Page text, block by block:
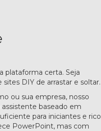
plataforma certa. Seja
DIY de arrastar e soltar.
ou sua empresa, nosso
baseado em
para iniciantes e rico
PowerPoint, mas com